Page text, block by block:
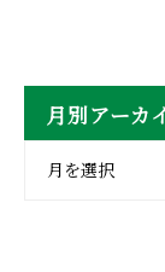
月別アーカ
月を選択